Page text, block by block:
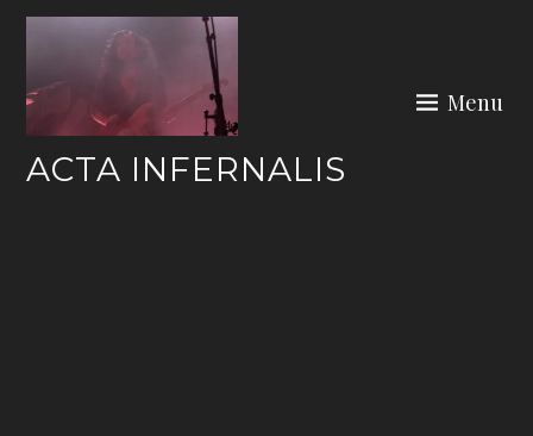
Skip
content
ACTA INFERNALIS
Menu